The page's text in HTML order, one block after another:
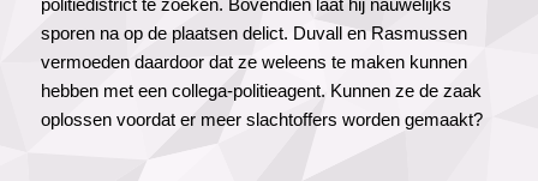
sporen na op de plaatsen delict. Duvall en Rasmussen
vermoeden daardoor dat ze weleens te maken kunnen
hebben met een collega-politieagent. Kunnen ze de zaak
oplossen voordat er meer slachtoffers worden gemaakt?